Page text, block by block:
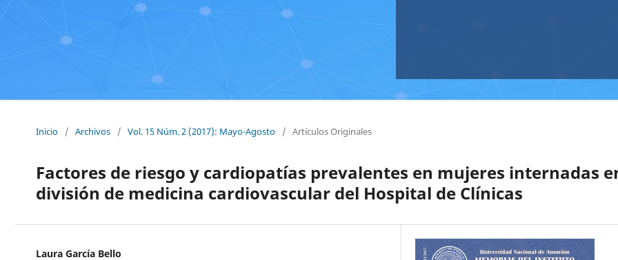
Inicio / Archivos / Vol. 15 Núm. 2 (2017): Mayo-Agosto / Artículos Originales
Factores de riesgo y cardiopatías prevalentes en mujeres internadas
división de medicina cardiovascular del Hospital de Clínicas
Laura García Bello